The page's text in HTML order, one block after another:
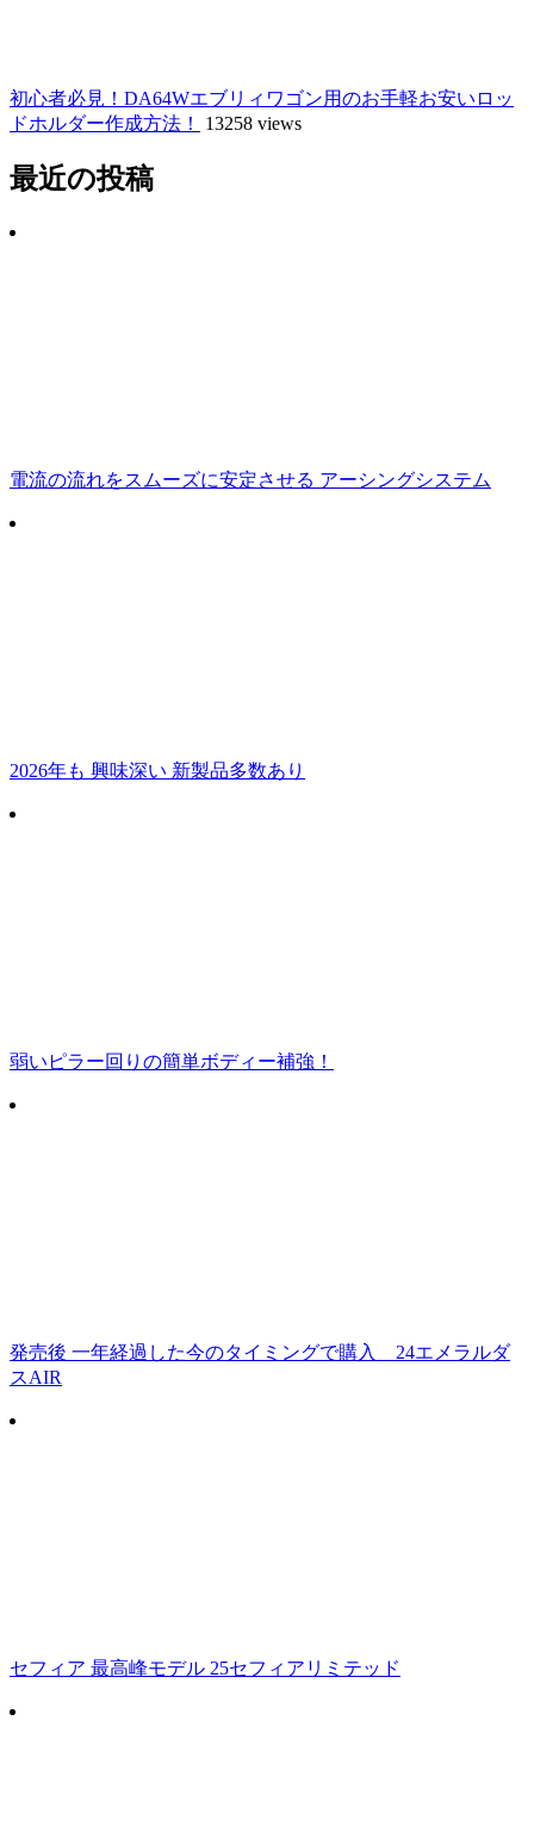
初心者必見！DA64Wエブリィワゴン用のお手軽お安いロッ
ドホルダー作成方法！
13258 views
最近の投稿
電流の流れをスムーズに安定させる アーシングシステム
2026年も 興味深い 新製品多数あり
弱いピラー回りの簡単ボディー補強！
発売後 一年経過した今のタイミングで購入 24エメラルダ
スAIR
セフィア 最高峰モデル 25セフィアリミテッド